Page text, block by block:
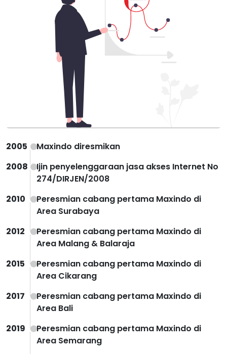
2005
Maxindo diresmikan
2008
Ijin penyelenggaraan jasa akses Internet No
274/DIRJEN/2008
2010
Peresmian cabang pertama Maxindo di
Area Surabaya
2012
Peresmian cabang pertama Maxindo di
Area Malang & Balaraja
2015
Peresmian cabang pertama Maxindo di
Area Cikarang
2017
Peresmian cabang pertama Maxindo di
Area Bali
2019
Peresmian cabang pertama Maxindo di
Area Semarang